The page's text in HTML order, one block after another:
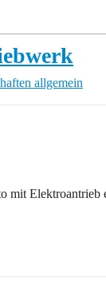
allgemein
mit Elektroantrieb